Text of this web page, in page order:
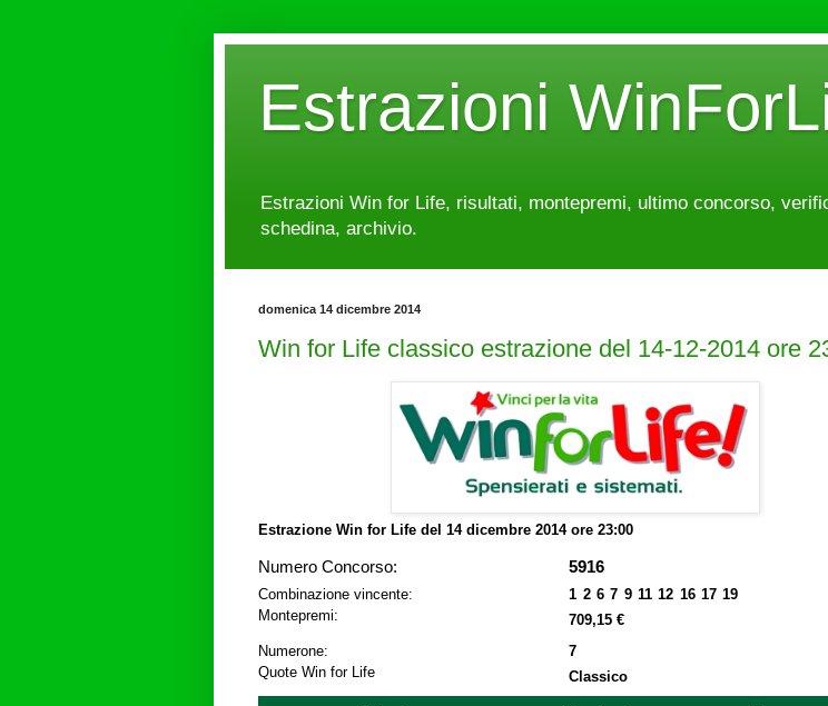
Estrazioni
Estrazioni Win for Life, risultati, montepremi, ultimo concorso,
schedina, archivio.
domenica 14 dicembre 2014
Win for Life classico estrazione del 14-12-2014 ore
Estrazione Win for Life del 14 dicembre 2014 ore 23:00
Numero Concorso: 5916
Combinazione vincente:
1 2 6 7 9 11 12 16 17 19
Montepremi:
709,15 €
Numerone:
7
Quote Win for Life
Classico